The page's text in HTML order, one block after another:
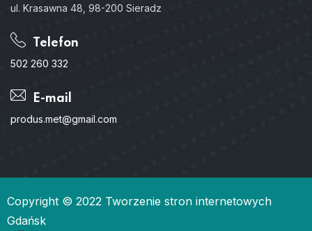
ul. Krasawna 48, 98-200 Sieradz
Telefon
502 260 332
E-mail
produs.met@gmail.com
Copyright © 2022 Tworzenie stron internetowych
Gdańsk